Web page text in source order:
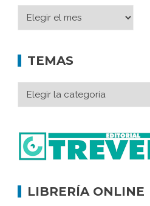
TEMAS
LIBRERÍA ONLINE